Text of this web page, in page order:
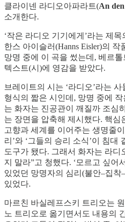
클라이넨 라디오아파라트(An
소개한다.
‘작은 라디오 기기에게’라는 제
한스 아이슬러(Hanns Eisler)의 작
망명 중에 이 곡을 썼는데, 베르톨
텍스트(시)에 영감을 받았다.
브레이트의 시는 ‘라디오’라는
형식의 짧은 시인데, 망명 중에
는 화자는 진공관이 깨질까 조심
는 장면을 압축해 제시했다. 핵심
고향과 세계를 이어주는 생명줄
리’와 ‘그들의 승리 소식’이 침대
도구가 됐다. 그래서 화자는 라디
지 말라”고 청했다. ‘모르고 싶어
있었던 망명자의 심리(불안–집착
있었다.
마르친 바실레프스키 트리오는
노 트리오로 옮기면서도 내용의